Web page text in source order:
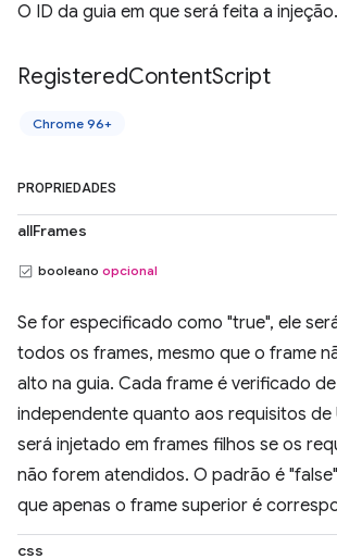
O ID da guia em que será feita a injeção.
RegisteredContentScript
Chrome 96+
PROPRIEDADES
allFrames
booleano opcional
Se for especificado como "true", ele
todos os frames, mesmo que o frame
alto na guia. Cada frame é verificado
independente quanto aos requisitos de
será injetado em frames filhos se os
não forem atendidos. O padrão é
que apenas o frame superior é
css